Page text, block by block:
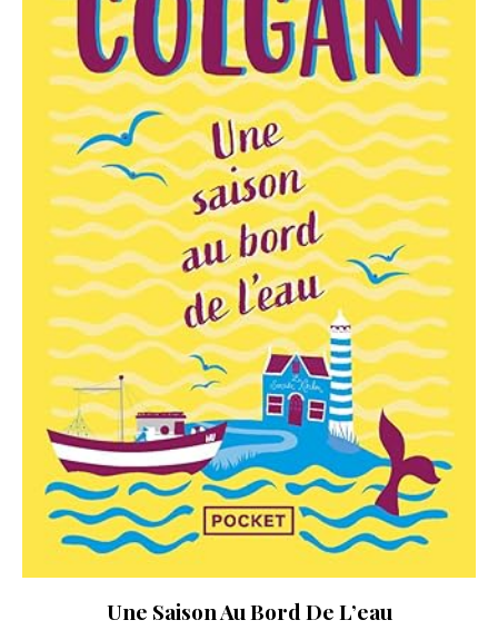
Une Saison Au Bord De L’eau